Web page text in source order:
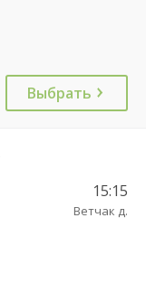
Выбрать
15:15
Ветчак д.